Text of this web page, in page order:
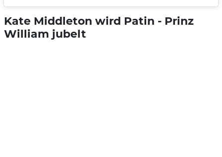
Kate Middleton wird Patin - Prinz
William jubelt